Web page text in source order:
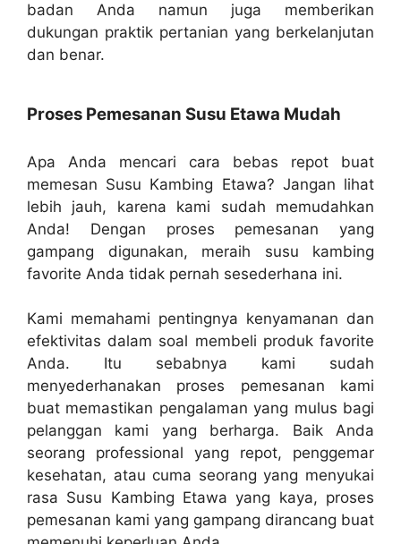
badan Anda namun juga memberikan
dukungan praktik pertanian yang berkelanjutan
dan benar.
Proses Pemesanan Susu Etawa Mudah
Apa Anda mencari cara bebas repot buat
memesan Susu Kambing Etawa? Jangan lihat
lebih jauh, karena kami sudah memudahkan
Anda! Dengan proses pemesanan yang
gampang digunakan, meraih susu kambing
favorite Anda tidak pernah sesederhana ini.
Kami memahami pentingnya kenyamanan dan
efektivitas dalam soal membeli produk favorite
Anda. Itu sebabnya kami sudah
menyederhanakan proses pemesanan kami
buat memastikan pengalaman yang mulus bagi
pelanggan kami yang berharga. Baik Anda
seorang professional yang repot, penggemar
kesehatan, atau cuma seorang yang menyukai
rasa Susu Kambing Etawa yang kaya, proses
pemesanan kami yang gampang dirancang buat